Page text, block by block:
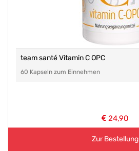
team santé Vitamin C OPC
60 Kapseln zum Einnehmen
24,90
Zur Bestellung